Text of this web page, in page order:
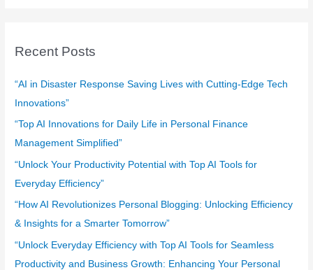
c
f
o
r
:
Recent Posts
“AI in Disaster Response Saving Lives with Cutting-Edge Tech
Innovations”
“Top AI Innovations for Daily Life in Personal Finance
Management Simplified”
“Unlock Your Productivity Potential with Top AI Tools for
Everyday Efficiency”
“How AI Revolutionizes Personal Blogging: Unlocking Efficiency
& Insights for a Smarter Tomorrow”
“Unlock Everyday Efficiency with Top AI Tools for Seamless
Productivity and Business Growth: Enhancing Your Personal